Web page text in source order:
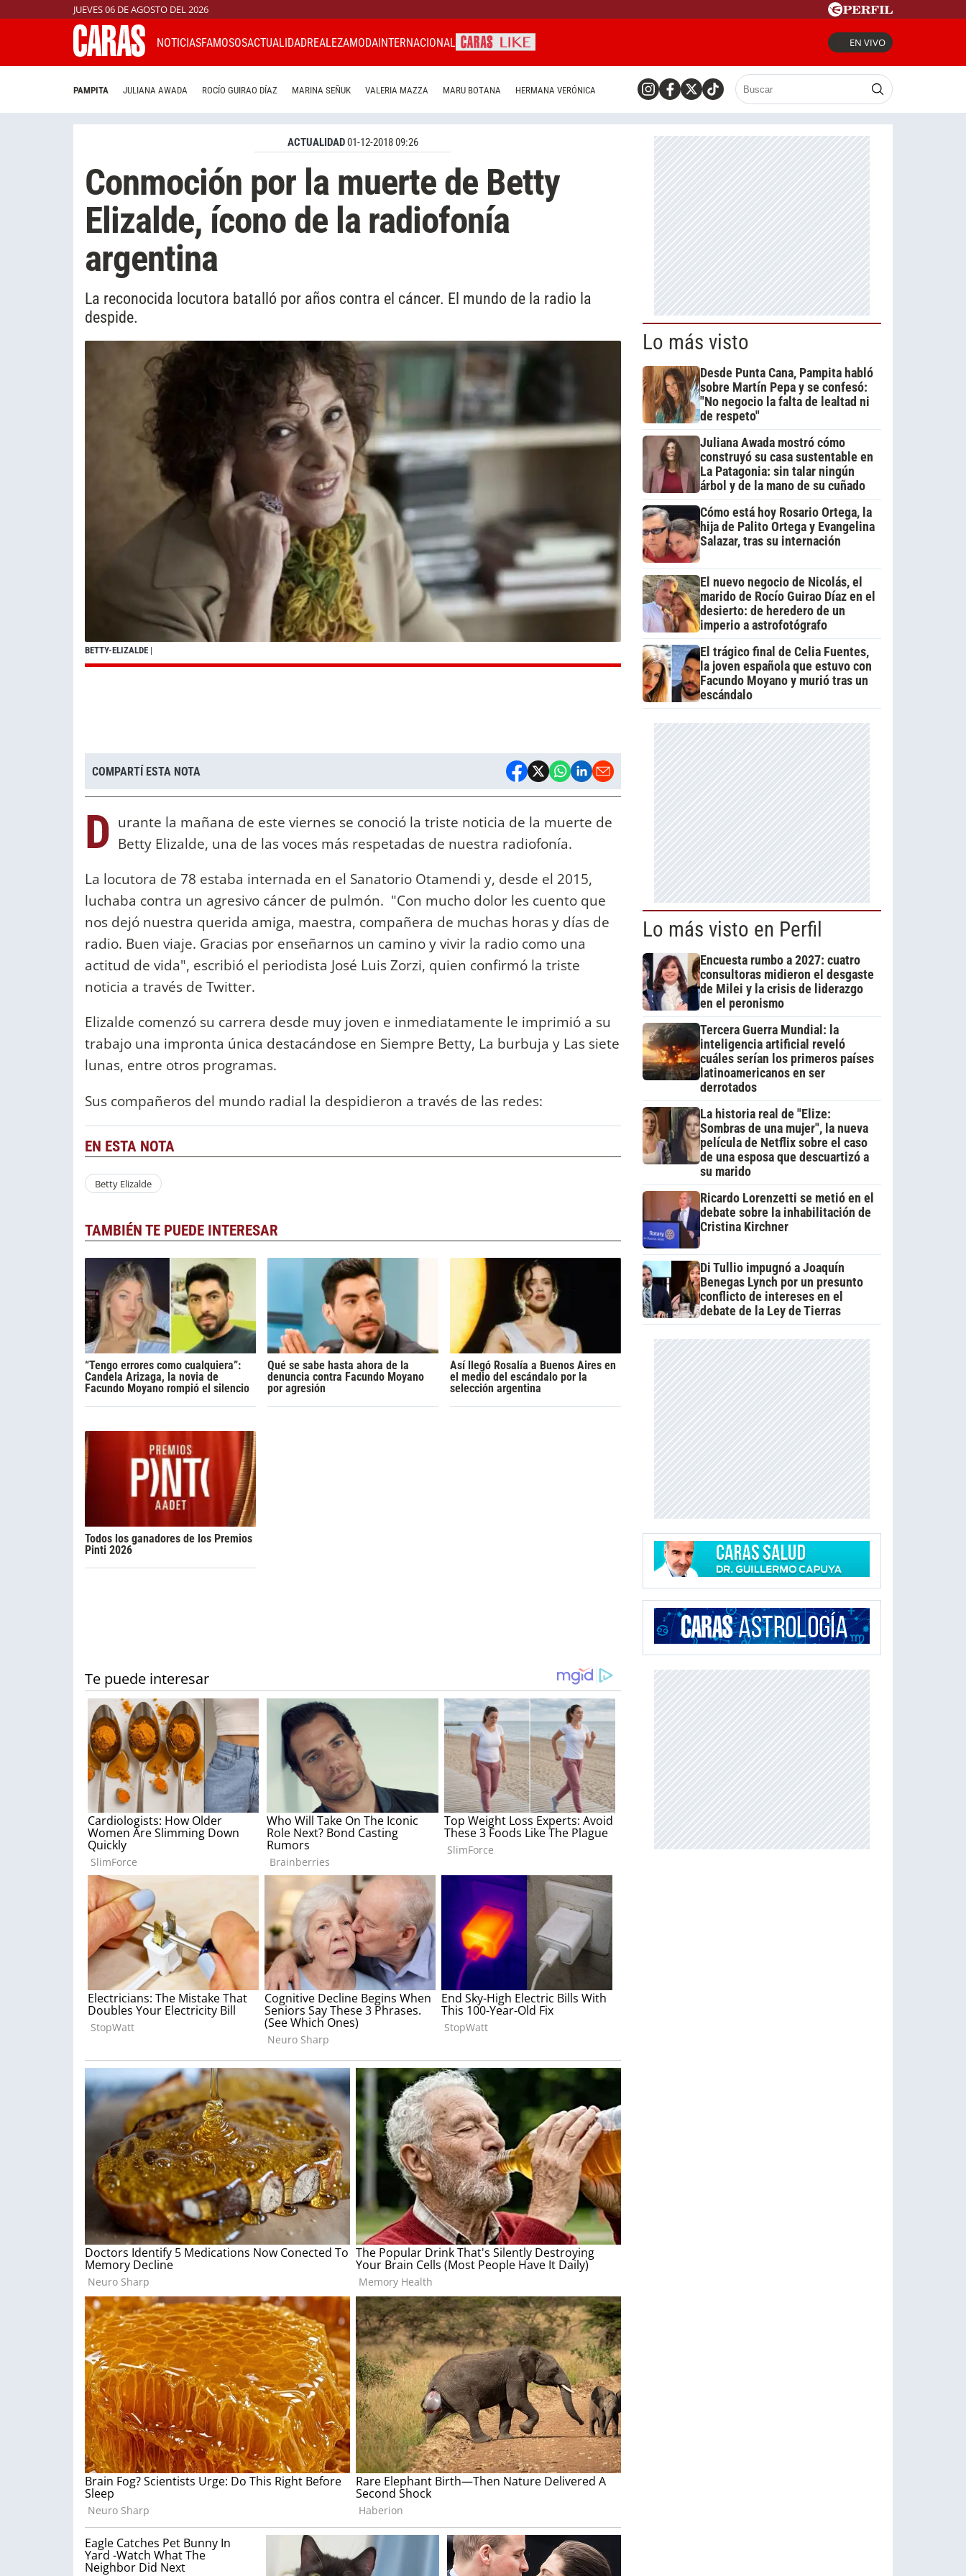
JUEVES 06 DE AGOSTO DEL 2026
NOTICIASFAMOSOSACTUALIDADREALEZAMODAINTERNACIONAL EN VIVO
PAMPITA JULIANA AWADA ROCÍO GUIRAO DÍAZ MARINA SEÑUK VALERIA MAZZA MARU BOTANA HERMANA VERÓNICA
ACTUALIDAD01-12-2018 09:26
Conmoción por la muerte de Betty
Elizalde, ícono de la radiofonía
argentina
La reconocida locutora batalló por años contra el cáncer. El mundo de la radio la
despide.
BETTY-ELIZALDE |
COMPARTÍ ESTA NOTA
D urante la mañana de este viernes se conoció la triste noticia de la muerte de
Betty Elizalde, una de las voces más respetadas de nuestra radiofonía.
La locutora de 78 estaba internada en el Sanatorio Otamendi y, desde el 2015,
luchaba contra un agresivo cáncer de pulmón. "Con mucho dolor les cuento que
nos dejó nuestra querida amiga, maestra, compañera de muchas horas y días de
radio. Buen viaje. Gracias por enseñarnos un camino y vivir la radio como una
actitud de vida", escribió el periodista José Luis Zorzi, quien confirmó la triste
noticia a través de Twitter.
Elizalde comenzó su carrera desde muy joven e inmediatamente le imprimió a su
trabajo una impronta única destacándose en Siempre Betty, La burbuja y Las siete
lunas, entre otros programas.
Sus compañeros del mundo radial la despidieron a través de las redes:
EN ESTA NOTA
Betty Elizalde
TAMBIÉN TE PUEDE INTERESAR
“Tengo errores como cualquiera”:
Candela Arizaga, la novia de
Facundo Moyano rompió el silencio
Qué se sabe hasta ahora de la
denuncia contra Facundo Moyano
por agresión
Así llegó Rosalía a Buenos Aires en
el medio del escándalo por la
selección argentina
Todos los ganadores de los Premios
Pinti 2026
Lo más visto
Desde Punta Cana, Pampita habló
sobre Martín Pepa y se confesó:
"No negocio la falta de lealtad ni
de respeto"
Juliana Awada mostró cómo
construyó su casa sustentable en
La Patagonia: sin talar ningún
árbol y de la mano de su cuñado
Cómo está hoy Rosario Ortega, la
hija de Palito Ortega y Evangelina
Salazar, tras su internación
El nuevo negocio de Nicolás, el
marido de Rocío Guirao Díaz en el
desierto: de heredero de un
imperio a astrofotógrafo
El trágico final de Celia Fuentes,
la joven española que estuvo con
Facundo Moyano y murió tras un
escándalo
Lo más visto en Perfil
Encuesta rumbo a 2027: cuatro
consultoras midieron el desgaste
de Milei y la crisis de liderazgo
en el peronismo
Tercera Guerra Mundial: la
inteligencia artificial reveló
cuáles serían los primeros países
latinoamericanos en ser
derrotados
La historia real de "Elize:
Sombras de una mujer", la nueva
película de Netflix sobre el caso
de una esposa que descuartizó a
su marido
Ricardo Lorenzetti se metió en el
debate sobre la inhabilitación de
Cristina Kirchner
Di Tullio impugnó a Joaquín
Benegas Lynch por un presunto
conflicto de intereses en el
debate de la Ley de Tierras